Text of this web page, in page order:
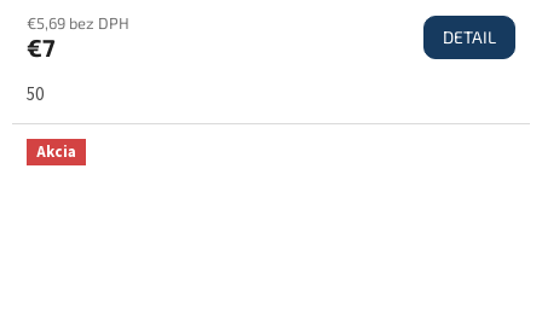
€5,69 bez DPH
€7 DETAIL
50
Akcia